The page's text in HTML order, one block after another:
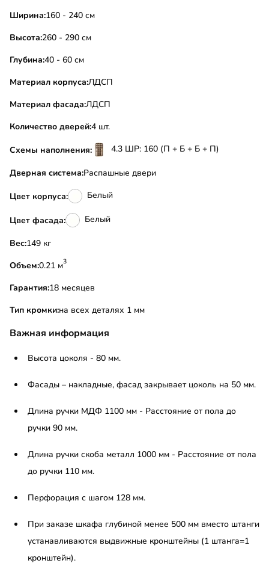
Ширина:160 - 240 см
Высота:260 - 290 см
Глубина:40 - 60 см
Материал корпуса:ЛДСП
Материал фасада:ЛДСП
Количество дверей:4 шт.
Схемы наполнения: 4.3 ШР: 160 (П + Б + Б + П)
Дверная система:Распашные двери
Цвет корпуса: Белый
Цвет фасада: Белый
Вес:
149 кг
Объем:
0.21 м3
Гарантия:18 месяцев
Тип кромки:на всех деталях 1 мм
Важная информация
Высота цоколя - 80 мм.
Фасады – накладные, фасад закрывает цоколь на 50 мм.
Длина ручки МДФ 1100 мм - Расстояние от пола до
ручки 90 мм.
Длина ручки скоба металл 1000 мм - Расстояние от пола
до ручки 110 мм.
Перфорация с шагом 128 мм.
При заказе шкафа глубиной менее 500 мм вместо штанги
устанавливаются выдвижные кронштейны (1 штанга=1
кронштейн).